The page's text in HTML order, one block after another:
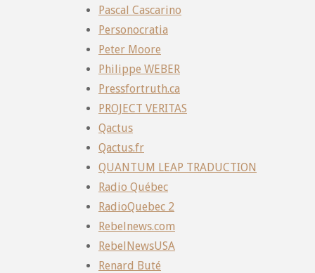
Pascal Cascarino
Personocratia
Peter Moore
Philippe WEBER
Pressfortruth.ca
PROJECT VERITAS
Qactus
Qactus.fr
QUANTUM LEAP TRADUCTION
Radio Québec
RadioQuebec 2
Rebelnews.com
RebelNewsUSA
Renard Buté